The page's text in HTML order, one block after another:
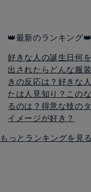
👑最新のランキング👑
好きな人の誕生日何
出されたらどんな服
きの反応は？ 好きな
たは人見知り？ この
るのは？ 得意な技の
イメージが好き？
もっとランキングを見る